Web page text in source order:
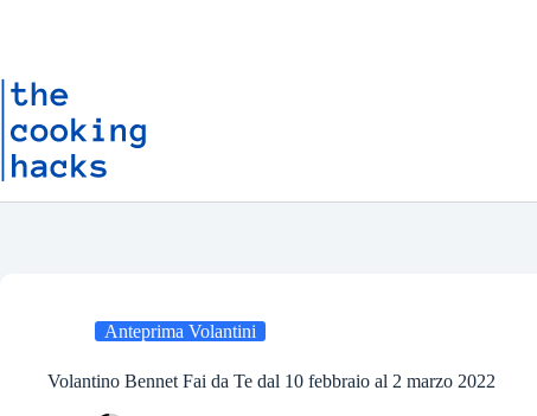
t
o
n
Anteprima Volantini
Volantino Bennet Fai da Te dal 10 febbraio al 2 marzo 2022